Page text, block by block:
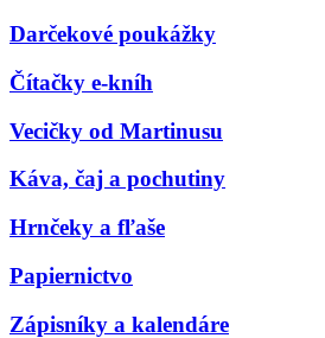
Darčekové poukážky
Čítačky e-kníh
Vecičky od Martinusu
Káva, čaj a pochutiny
Hrnčeky a fľaše
Papiernictvo
Zápisníky a kalendáre